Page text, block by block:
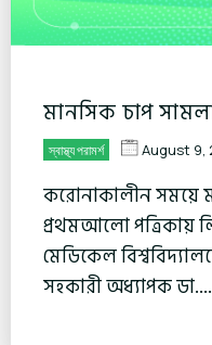
মানসিক চাপ
স্বাস্থ্য পরামর্শ August 9,
করোনাকালীন সময়ে
প্রথমআলো পত্রিকায়
মেডিকেল
সহকারী অধ্যাপক ডা....